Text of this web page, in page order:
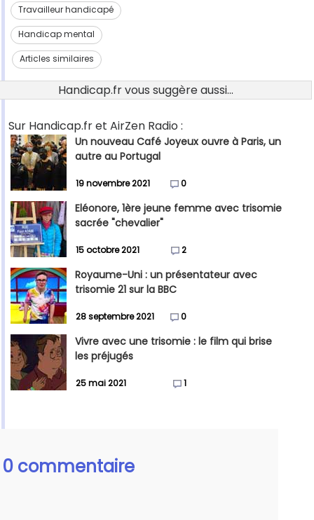
Travailleur handicapé
Handicap mental
Articles similaires
Handicap.fr vous suggère aussi...
Sur Handicap.fr et AirZen Radio :
Un nouveau Café Joyeux ouvre à Paris, un
autre au Portugal
19 novembre 2021 0
Eléonore, 1ère jeune femme avec trisomie
sacrée "chevalier"
15 octobre 2021 2
Royaume-Uni : un présentateur avec
trisomie 21 sur la BBC
28 septembre 2021 0
Vivre avec une trisomie : le film qui brise
les préjugés
25 mai 2021 1
0 commentaire